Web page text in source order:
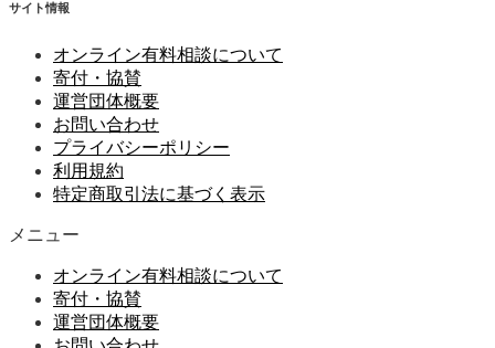
サイト情報
オンライン有料相談について
寄付・協賛
運営団体概要
お問い合わせ
プライバシーポリシー
利用規約
特定商取引法に基づく表示
メニュー
オンライン有料相談について
寄付・協賛
運営団体概要